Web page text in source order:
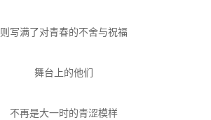
则写满了对青春的不舍与祝福
舞台上的他们
不再是大一时的青涩模样